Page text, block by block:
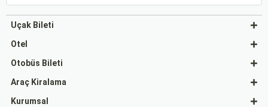
Uçak Bileti
Otel
Otobüs Bileti
Araç Kiralama
Kurumsal